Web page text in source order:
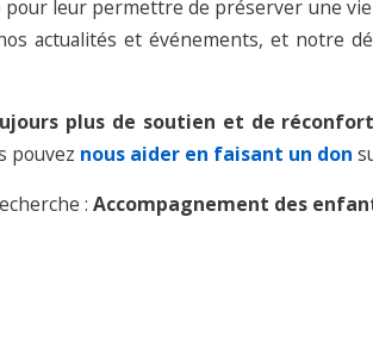
leur permettre de préserver une
actualités et événements, et notre
plus de soutien et de réconfort
pouvez nous aider en faisant un don
: Accompagnement des